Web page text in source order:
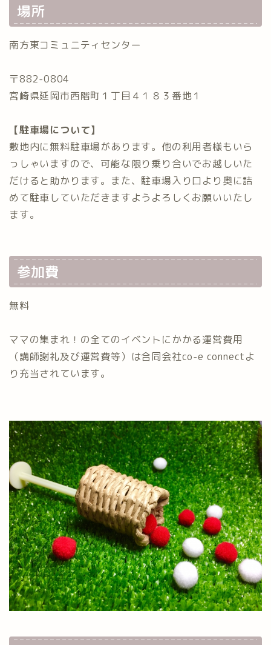
場所
南方東コミュニティセンター
〒882-0804
宮崎県延岡市西階町１丁目４１８３番地１
【駐車場について】
敷地内に無料駐車場があります。他の利用者様もいら
っしゃいますので、可能な限り乗り合いでお越しいた
だけると助かります。また、駐車場入り口より奥に詰
めて駐車していただきますようよろしくお願いいたし
ます。
参加費
無料
ママの集まれ！の全てのイベントにかかる運営費用
（講師謝礼及び運営費等）は合同会社co-e connectよ
り充当されています。